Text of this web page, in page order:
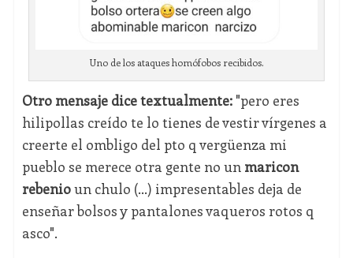
Uno de los ataques homófobos recibidos.
Otro mensaje dice textualmente:"pero eres
hilipollas creído te lo tienes de vestir vírgenes a
creerte el ombligo del pto q vergüenza mi
pueblo se merece otra gente no un maricon
rebenioun chulo (...) impresentables deja de
enseñar bolsos y pantalones vaqueros rotos q
asco".